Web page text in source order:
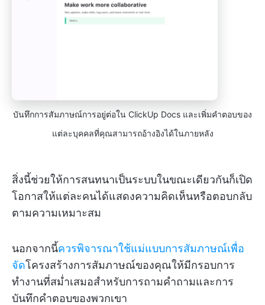
บันทึกการสัมภาษณ์การอยู่ต่อใน ClickUp Docs และเพิ่มคำตอบของ
แต่ละบุคคลที่คุณสามารถอ้างอิงได้ในภายหลัง
สิ่งนี้ช่วยให้การสนทนาเป็นระบบในขณะเดียวกันก็เปิด
โอกาสให้แต่ละคนได้แสดงความคิดเห็นหรือตอบกลับ
ตามความเหมาะสม
นอกจากนี้ควรพิจารณาใช้แม่แบบการสัมภาษณ์เพื่อ
จัดโครงสร้างการสัมภาษณ์ของคุณให้มีกรอบการ
ทำงานที่สม่ำเสมอสำหรับการถามคำถามและการ
บันทึกคำตอบของพวกเขา